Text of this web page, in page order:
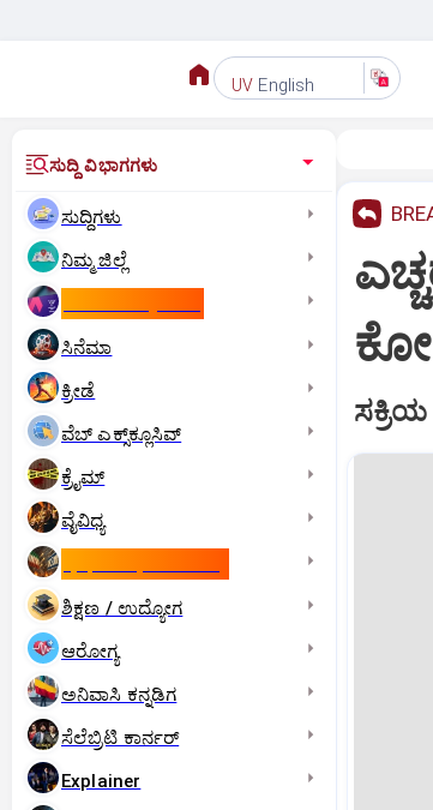
UV English
ಸುದ್ದಿ ವಿಭಾಗಗಳು
ಸುದ್ದಿಗಳು
ನಿಮ್ಮ ಜಿಲ್ಲೆ
ಸಿನೆಮಾ
ಕ್ರೀಡೆ
ವೆಬ್ ಎಕ್ಸ್‌ಕ್ಲೂಸಿವ್
ಕ್ರೈಮ್
ವೈವಿಧ್ಯ
ಶಿಕ್ಷಣ / ಉದ್ಯೋಗ
ಆರೋಗ್ಯ
ಅನಿವಾಸಿ ಕನ್ನಡಿಗ
ಸೆಲೆಬ್ರಿಟಿ ಕಾರ್ನರ್‌
Explainer